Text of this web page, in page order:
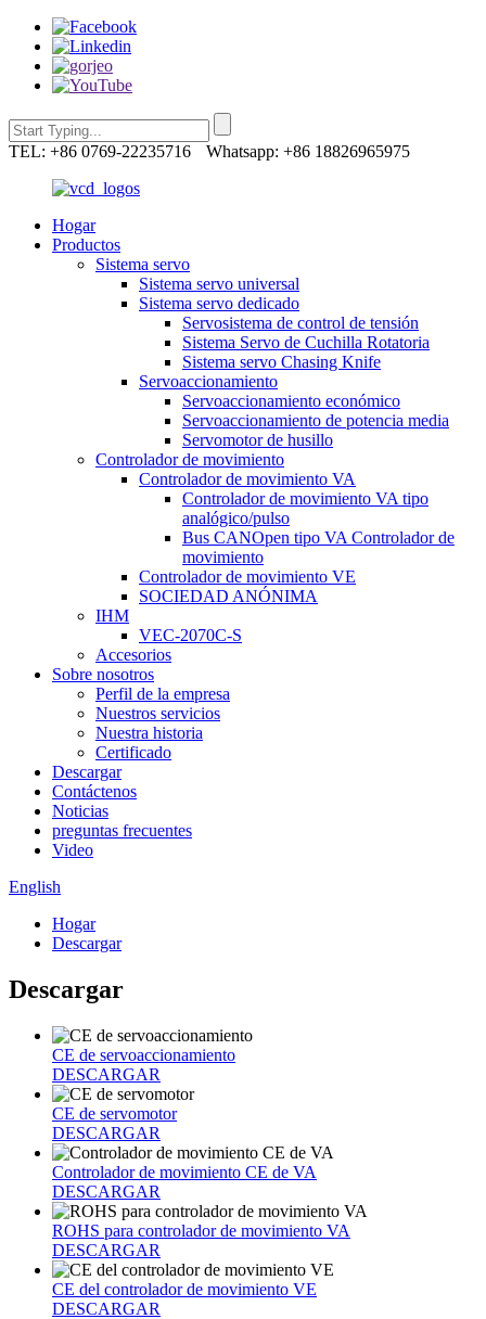
TEL: +86 0769-22235716 Whatsapp: +86 18826965975
Hogar
Productos
Sistema servo
Sistema servo universal
Sistema servo dedicado
Servosistema de control de tensión
Sistema Servo de Cuchilla Rotatoria
Sistema servo Chasing Knife
Servoaccionamiento
Servoaccionamiento económico
Servoaccionamiento de potencia media
Servomotor de husillo
Controlador de movimiento
Controlador de movimiento VA
Controlador de movimiento VA tipo
analógico/pulso
Bus CANOpen tipo VA Controlador de
movimiento
Controlador de movimiento VE
SOCIEDAD ANÓNIMA
IHM
VEC-2070C-S
Accesorios
Sobre nosotros
Perfil de la empresa
Nuestros servicios
Nuestra historia
Certificado
Descargar
Contáctenos
Noticias
preguntas frecuentes
Video
English
Hogar
Descargar
Descargar
CE de servoaccionamiento
DESCARGAR
CE de servomotor
DESCARGAR
Controlador de movimiento CE de VA
DESCARGAR
ROHS para controlador de movimiento VA
DESCARGAR
CE del controlador de movimiento VE
DESCARGAR